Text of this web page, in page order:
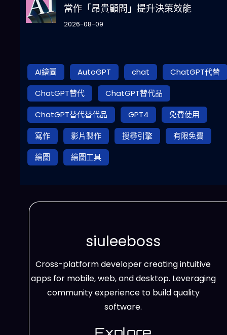
當作「昂貴顧問」提升決策效能
2026-08-09
AI繪圖 AutoGPT chat
ChatGPT代替
ChatGPT替代
ChatGPT替代品
ChatGPT替代替代品
GPT4
免費使用
寫作
影片製作 搜尋引擎
有限免費
繪圖
繪圖工具
siuleeboss
Cross-platform developer creating intuitive
apps for mobile, web, and desktop. Leveraging
community experience to build quality
software.